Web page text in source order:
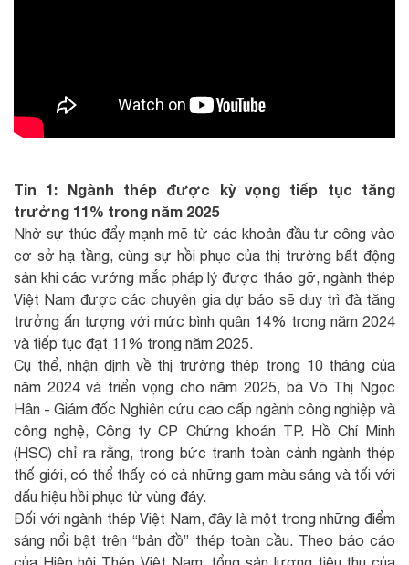
Tin 1: Ngành thép được kỳ vọng tiếp tục tăng
trưởng 11% trong năm 2025
Nhờ sự thúc đẩy mạnh mẽ từ các khoản đầu tư công vào
cơ sở hạ tầng, cùng sự hồi phục của thị trường bất động
sản khi các vướng mắc pháp lý được tháo gỡ, ngành thép
Việt Nam được các chuyên gia dự báo sẽ duy trì đà tăng
trưởng ấn tượng với mức bình quân 14% trong năm 2024
và tiếp tục đạt 11% trong năm 2025.
Cụ thể, nhận định về thị trường thép trong 10 tháng của
năm 2024 và triển vọng cho năm 2025, bà Võ Thị Ngọc
Hân - Giám đốc Nghiên cứu cao cấp ngành công nghiệp và
công nghệ, Công ty CP Chứng khoán TP. Hồ Chí Minh
(HSC) chỉ ra rằng, trong bức tranh toàn cảnh ngành thép
thế giới, có thể thấy có cả những gam màu sáng và tối với
dấu hiệu hồi phục từ vùng đáy.
Đối với ngành thép Việt Nam, đây là một trong những điểm
sáng nổi bật trên “bản đồ” thép toàn cầu. Theo báo cáo